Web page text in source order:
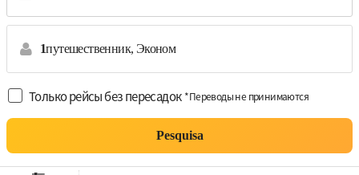
1путешественник, Эконом
Только рейсы без пересадок *Переводы не принимаются
Pesquisa